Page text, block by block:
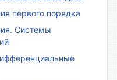
первого порядка
Системы